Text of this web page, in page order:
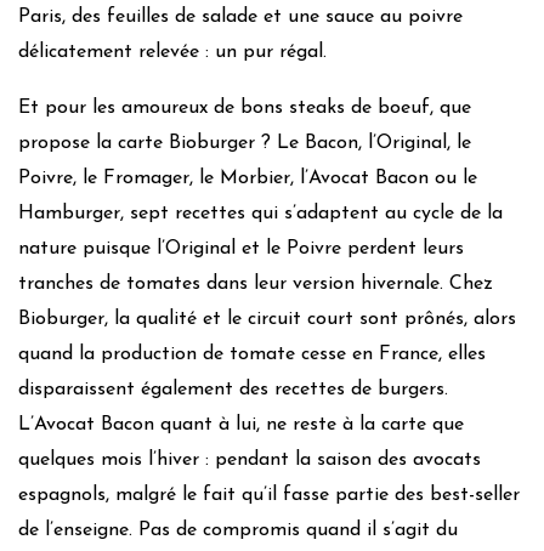
Paris, des feuilles de salade et une sauce au poivre
délicatement relevée : un pur régal.
Et pour les amoureux de bons steaks de boeuf, que
propose la carte Bioburger ? Le Bacon, l’Original, le
Poivre, le Fromager, le Morbier, l’Avocat Bacon ou le
Hamburger, sept recettes qui s’adaptent au cycle de la
nature puisque l’Original et le Poivre perdent leurs
tranches de tomates dans leur version hivernale. Chez
Bioburger, la qualité et le circuit court sont prônés, alors
quand la production de tomate cesse en France, elles
disparaissent également des recettes de burgers.
L’Avocat Bacon quant à lui, ne reste à la carte que
quelques mois l’hiver : pendant la saison des avocats
espagnols, malgré le fait qu’il fasse partie des best-seller
de l’enseigne. Pas de compromis quand il s’agit du